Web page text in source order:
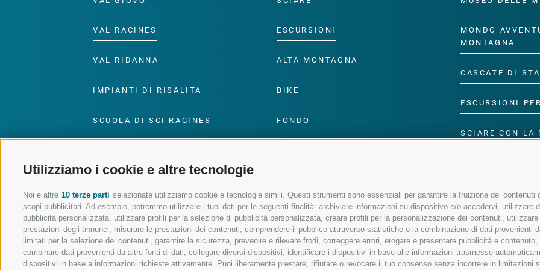
Utilizziamo i cookie e altre tecnologie
Noi e altre 10 terze parti selezionate utilizziamo cookie e tecnologie simili. Questi strumenti sono essenziali per garantire la fruizione dei
scopi pubblicitari. Ad esempio, potremmo utilizzare i tuoi dati per le seguenti finalità: archiviare informazioni su dispositivo e/o accedervi, utilizzare
pubblicità personalizzata, utilizzare profili per la selezione di pubblicità personalizzata, creare profili per la personalizzazione dei contenuti,
prestazioni degli annunci, misurare le prestazioni dei contenuti, comprendere il pubblico attraverso statistiche o la combinazione di dati
limitati per la selezione dei contenuti, garantire la sicurezza, prevenire e rilevare frodi, correggere errori, erogare e presentare pubblicità e
combinare dati provenienti da altre fonti di dati, collegare diversi dispositivi, identificare i dispositivi in base alle informazioni trasmesse
dispositivi in base a informazioni richieste attivamente. Puoi liberamente prestare, rifiutare o revocare il tuo consenso senza incorrere in
VAL RACINES
VAL RIDANNA
IMPIANTI DI RISALITA
SCUOLA DI SCI RACINES
RACINES
ESCURSIONI
ALTA MONTAGNA
BIKE
FONDO
MONDO
MONTAGNA
CASCATE DI
ESCURSIONI
SCIARE CON LA
SEGUICI SUI SOCIAL